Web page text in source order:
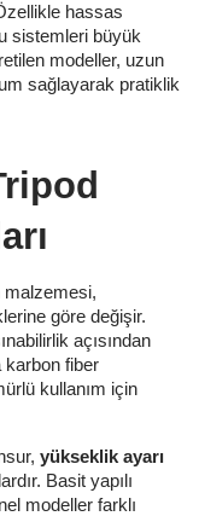
hassas
sistemleri büyük
modeller, uzun
sağlayarak pratiklik
malzemesi,
göre değişir.
açısından
karbon fiber
kullanım için
yükseklik ayarı
Basit yapılı
modeller farklı